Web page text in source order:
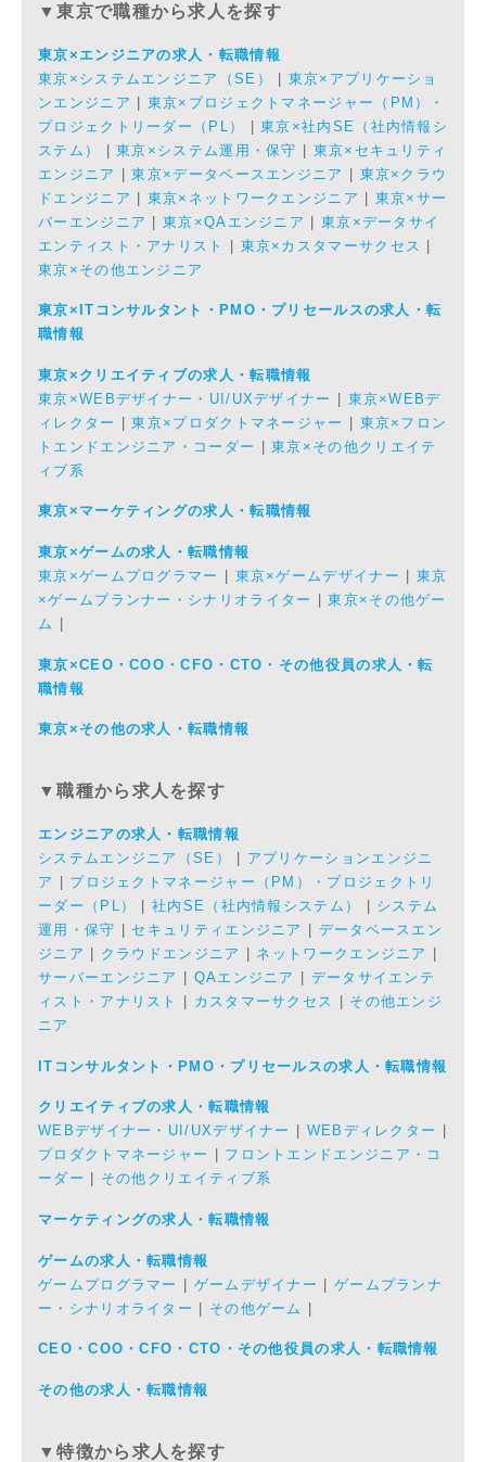
▼東京で職種から求人を探す
東京×エンジニアの求人・転職情報
東京×システムエンジニア（SE）
| 東京×アプリケーショ
ンエンジニア | 東京×プロジェクトマネージャー（PM）・
プロジェクトリーダー（PL）
|東京×社内SE（社内情報シ
ステム）
|東京×システム運用・保守 | 東京×セキュリティ
エンジニア |東京×データベースエンジニア | 東京×クラウ
ドエンジニア | 東京×ネットワークエンジニア | 東京×サー
バーエンジニア |東京×QAエンジニア | 東京×データサイ
エンティスト・アナリスト
| 東京×カスタマーサクセス |
東京×その他エンジニア
東京×ITコンサルタント・PMO・プリセールスの求人・転
職情報
東京×クリエイティブの求人・転職情報
東京×WEBデザイナー・UI/UXデザイナー
東京×WEBデ
ィレクター
|東京×プロダクトマネージャー
東京×フロン
トエンドエンジニア・コーダー
|東京×その他クリエイテ
ィブ系
東京×マーケティングの求人・転職情報
東京×ゲームの求人・転職情報
東京×ゲームプログラマー
東京×ゲームデザイナー
東京
×ゲームプランナー・シナリオライター
|東京×その他ゲー
ム
東京×CEO・COO・CFO・CTO・その他役員の求人・転
職情報
東京×その他の求人・転職情報
▼職種から求人を探す
エンジニアの求人・転職情報
システムエンジニア（SE）
アプリケーションエンジニ
ア
プロジェクトマネージャー（PM）・プロジェクトリ
ーダー（PL）
|社内SE（社内情報システム）
システム
運用・保守
セキュリティエンジニア
データベースエン
ジニア
クラウドエンジニア ネットワークエンジニア
サーバーエンジニア
QAエンジニア
データサイエンテ
ィスト・アナリスト
カスタマーサクセス
その他エンジ
ニア
ITコンサルタント・PMO・プリセールスの求人・転職情報
クリエイティブの求人・転職情報
WEBデザイナー・UI/UXデザイナー
WEBディレクター
プロダクトマネージャー
フロントエンドエンジニア・コ
ーダー
その他クリエイティブ系
マーケティングの求人・転職情報
ゲームの求人・転職情報
ゲームプログラマー | ゲームデザイナー | ゲームプランナ
ー・シナリオライター | その他ゲーム |
CEO・COO・CFO・CTO・その他役員の求人・転職情報
その他の求人・転職情報
▼特徴から求人を探す